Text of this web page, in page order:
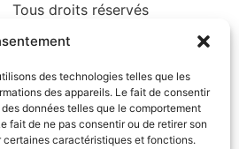
des technologies telles que les
des appareils. Le fait de consentir
données telles que le comportement
fait de ne pas consentir ou de retirer son
caractéristiques et fonctions.
Tous droits réservés